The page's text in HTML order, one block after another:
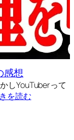
感想
しYouTuberって
を読む